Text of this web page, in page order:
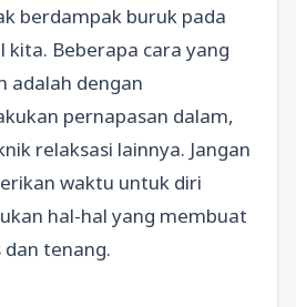
berdampak buruk pada
Beberapa cara yang
adalah dengan
pernapasan dalam,
relaksasi lainnya. Jangan
waktu untuk diri
hal-hal yang membuat
tenang.